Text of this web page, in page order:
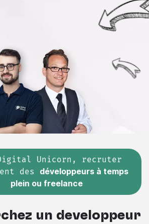
Unicorn, recruter
des développeurs à temps
plein ou freelance
un développeur